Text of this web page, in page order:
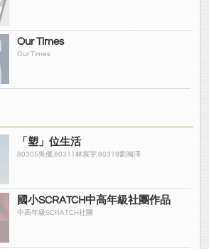
Our Times
Our Times
「塑」位生活
80305吳優,80311林宸宇,80319劉瀚澤
國小SCRATCH中高年級社團作品
中高年級SCRATCH社團